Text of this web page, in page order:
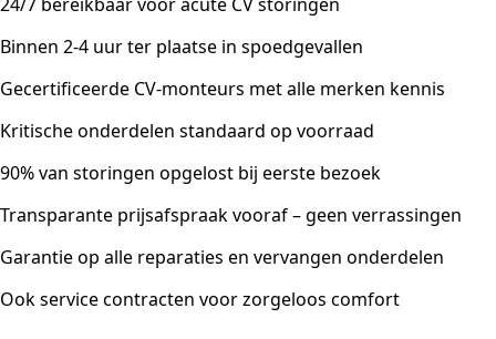
Binnen 2-4 uur ter plaatse in spoedgevallen
Gecertificeerde CV-monteurs met alle merken kennis
Kritische onderdelen standaard op voorraad
90% van storingen opgelost bij eerste bezoek
Transparante prijsafspraak vooraf – geen verrassingen
Garantie op alle reparaties en vervangen onderdelen
Ook service contracten voor zorgeloos comfort